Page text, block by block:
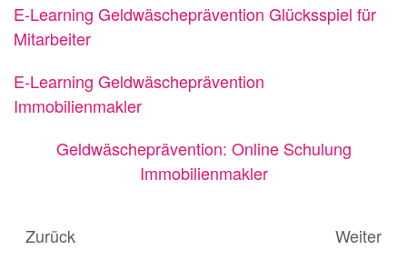
E-Learning Geldwäscheprävention Glücksspiel für
Mitarbeiter
E-Learning Geldwäscheprävention
Immobilienmakler
Geldwäscheprävention: Online Schulung
Immobilienmakler
Zurück Weiter